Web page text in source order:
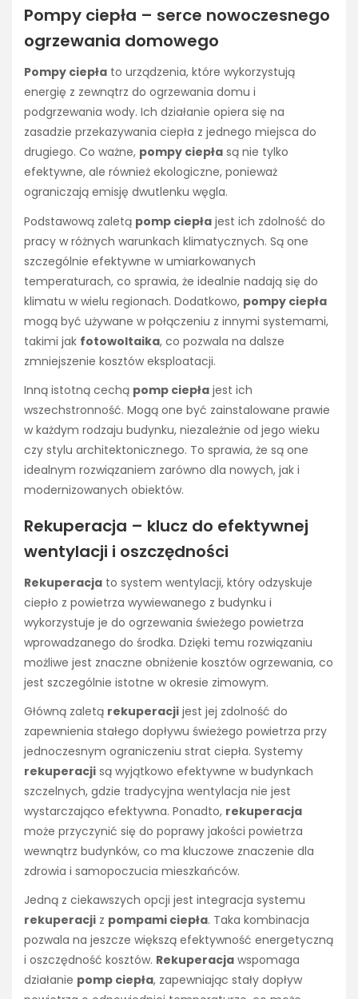
Pompy ciepła – serce nowoczesnego
ogrzewania domowego
Pompy ciepła to urządzenia, które wykorzystują
energię z zewnątrz do ogrzewania domu i
podgrzewania wody. Ich działanie opiera się na
zasadzie przekazywania ciepła z jednego miejsca do
drugiego. Co ważne, pompy ciepła są nie tylko
efektywne, ale również ekologiczne, ponieważ
ograniczają emisję dwutlenku węgla.
Podstawową zaletą pomp ciepła jest ich zdolność do
pracy w różnych warunkach klimatycznych. Są one
szczególnie efektywne w umiarkowanych
temperaturach, co sprawia, że idealnie nadają się do
klimatu w wielu regionach. Dodatkowo, pompy ciepła
mogą być używane w połączeniu z innymi systemami,
takimi jak fotowoltaika, co pozwala na dalsze
zmniejszenie kosztów eksploatacji.
Inną istotną cechą pomp ciepła jest ich
wszechstronność. Mogą one być zainstalowane prawie
w każdym rodzaju budynku, niezależnie od jego wieku
czy stylu architektonicznego. To sprawia, że są one
idealnym rozwiązaniem zarówno dla nowych, jak i
modernizowanych obiektów.
Rekuperacja – klucz do efektywnej
wentylacji i oszczędności
Rekuperacja to system wentylacji, który odzyskuje
ciepło z powietrza wywiewanego z budynku i
wykorzystuje je do ogrzewania świeżego powietrza
wprowadzanego do środka. Dzięki temu rozwiązaniu
możliwe jest znaczne obniżenie kosztów ogrzewania, co
jest szczególnie istotne w okresie zimowym.
Główną zaletą rekuperacji jest jej zdolność do
zapewnienia stałego dopływu świeżego powietrza przy
jednoczesnym ograniczeniu strat ciepła. Systemy
rekuperacji są wyjątkowo efektywne w budynkach
szczelnych, gdzie tradycyjna wentylacja nie jest
wystarczająco efektywna. Ponadto, rekuperacja
może przyczynić się do poprawy jakości powietrza
wewnątrz budynków, co ma kluczowe znaczenie dla
zdrowia i samopoczucia mieszkańców.
Jedną z ciekawszych opcji jest integracja systemu
rekuperacji z pompami ciepła. Taka kombinacja
pozwala na jeszcze większą efektywność energetyczną
i oszczędność kosztów. Rekuperacja wspomaga
działanie pomp ciepła, zapewniając stały dopływ